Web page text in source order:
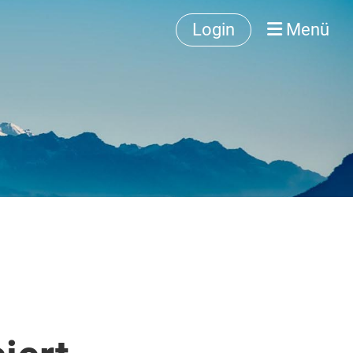
Login Menü